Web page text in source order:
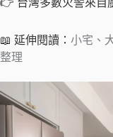
📖 延伸閱讀： 小宅、
整理